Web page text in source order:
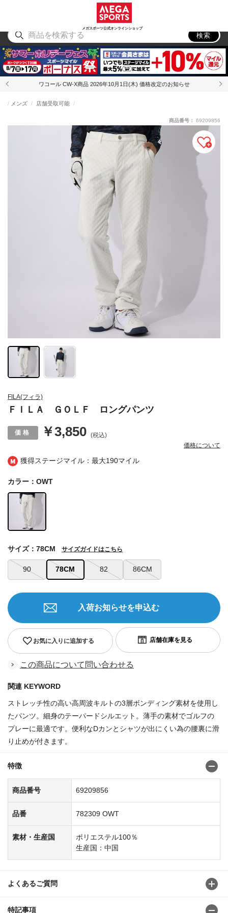
メガスポーツ公式オンラインショップ
アウトドア
検索
ワコール CW-X商品 2026年10月1日(木) 価格改定のお知らせ
獲得ステージマイル：最大190マイル
FILA(フィラ)
ＦＩＬＡ ＧＯＬＦ ロングパンツ
メンズ 店舗受取可能
￥3,850 (税込)
価格について
商品番号： 69209856
カラー：OWT
90 78CM 82 86CM
サイズ：78CM サイズガイドはこちら
お気に入りに追加する
入荷お知らせを申込む
この商品について問い合わせる
関連 KEYWORD
ストレッチ性の高い高周波キルトの3層ボンディング素材を使用し
たパンツ。細身のテーパードシルエット。薄手の素材でゴルフの
プレーに最適です。便利なDカンとシャツが出にくい為の腰裏に滑
り止めが付きます。
特徴
商品番号 69209856
品番 782309 OWT
素材・生産国
ポリエステル100％
生産国：中国
よくあるご質問
特記事項